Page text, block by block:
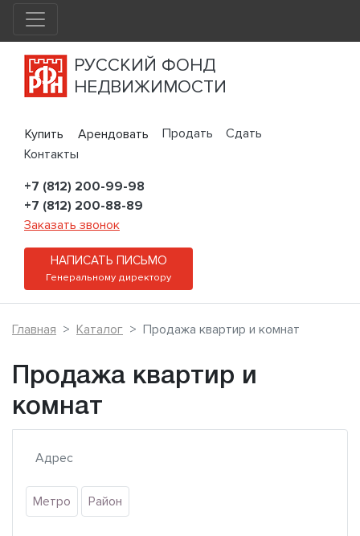
РУССКИЙ ФОНД
НЕДВИЖИМОСТИ
Купить Арендовать Продать
Сдать
Контакты
+7 (812) 200-99-98
+7 (812) 200-88-89
Заказать звонок
НАПИСАТЬ ПИСЬМО
Генеральному директору
Главная Каталог Продажа квартир и комнат
Продажа квартир и
комнат
Метро Район